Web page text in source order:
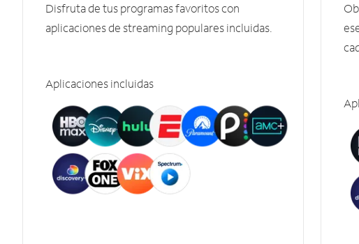
Disfruta de tus programas favoritos con
aplicaciones de streaming populares incluidas.
Aplicaciones incluidas